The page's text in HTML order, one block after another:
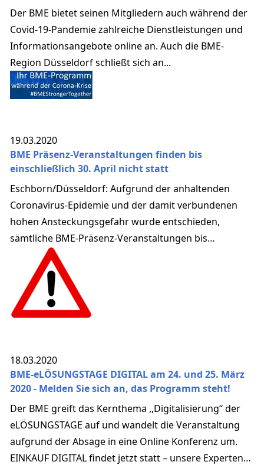
Der BME bietet seinen Mitgliedern auch während der
Covid-19-Pandemie zahlreiche Dienstleistungen und
Informationsangebote online an. Auch die BME-
Region Düsseldorf schließt sich an...
19.03.2020
BME Präsenz-Veranstaltungen finden bis
einschließlich 30. April nicht statt
Eschborn/Düsseldorf: Aufgrund der anhaltenden
Coronavirus-Epidemie und der damit verbundenen
hohen Ansteckungsgefahr wurde entschieden,
sämtliche BME-Präsenz-Veranstaltungen bis
einschließlich 30. April 2020 auszusetzen.
18.03.2020
BME-eLÖSUNGSTAGE DIGITAL am 24. und 25. März
2020 - Melden Sie sich an, das Programm steht!
Der BME greift das Kernthema ,,Digitalisierung‘‘ der
eLÖSUNGSTAGE auf und wandelt die Veranstaltung
aufgrund der Absage in eine Online Konferenz um.
EINKAUF DIGITAL findet jetzt statt – unsere Experten